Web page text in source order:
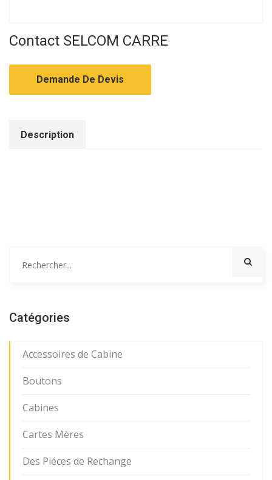
Contact SELCOM CARRE
Demande De Devis
Description
Catégories
Accessoires de Cabine
Boutons
Cabines
Cartes Mères
Des Piéces de Rechange